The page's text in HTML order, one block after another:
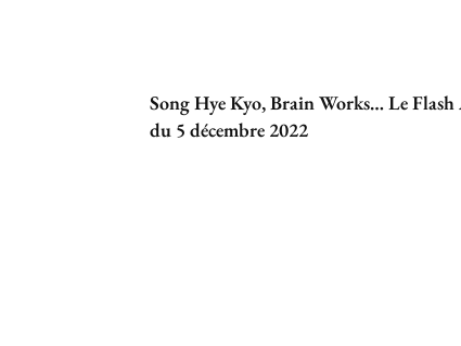
Song Hye Kyo, Brain Works… Le Flash
du 5 décembre 2022